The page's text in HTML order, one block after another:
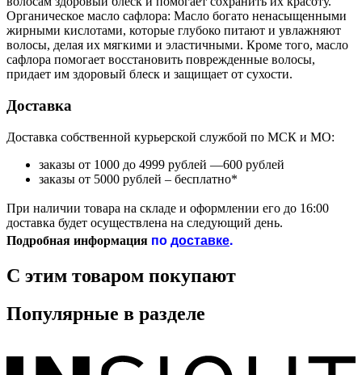
Органическое масло сафлора: Масло богато ненасыщенными
жирными кислотами, которые глубоко питают и увлажняют
волосы, делая их мягкими и эластичными. Кроме того, масло
сафлора помогает восстановить поврежденные волосы,
придает им здоровый блеск и защищает от сухости.
Доставка
Доставка собственной курьерской службой по МСК и МО:
заказы от 1000 до 4999 рублей —600 рублей
заказы от 5000 рублей – бесплатно*
При наличии товара на складе и оформлении его до 16:00
доставка будет осуществлена на следующий день.
Подробная информация подоставке.
С этим товаром покупают
Популярные в разделе